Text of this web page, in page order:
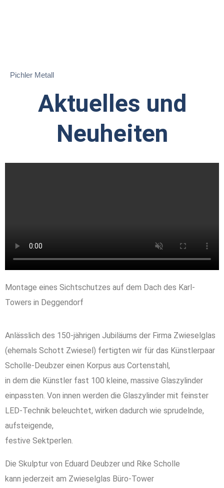
Pichler Metall
Aktuelles und
Neuheiten
Montage eines Sichtschutzes auf dem Dach des Karl-
Towers in Deggendorf
Anlässlich des 150-jährigen Jubiläums der Firma Zwieselglas
(ehemals Schott Zwiesel) fertigten wir für das Künstlerpaar
Scholle-Deubzer einen Korpus aus Cortenstahl,
in dem die Künstler fast 100 kleine, massive Glaszylinder
einpassten. Von innen werden die Glaszylinder mit feinster
LED-Technik beleuchtet, wirken dadurch wie sprudelnde,
aufsteigende,
festive Sektperlen.
Die Skulptur von Eduard Deubzer und Rike Scholle
kann jederzeit am Zwieselglas Büro-Tower